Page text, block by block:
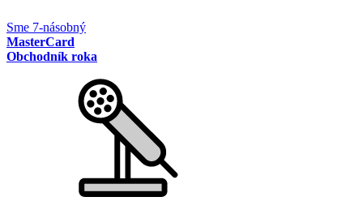
Sme 7-násobný
MasterCard
Obchodník roka